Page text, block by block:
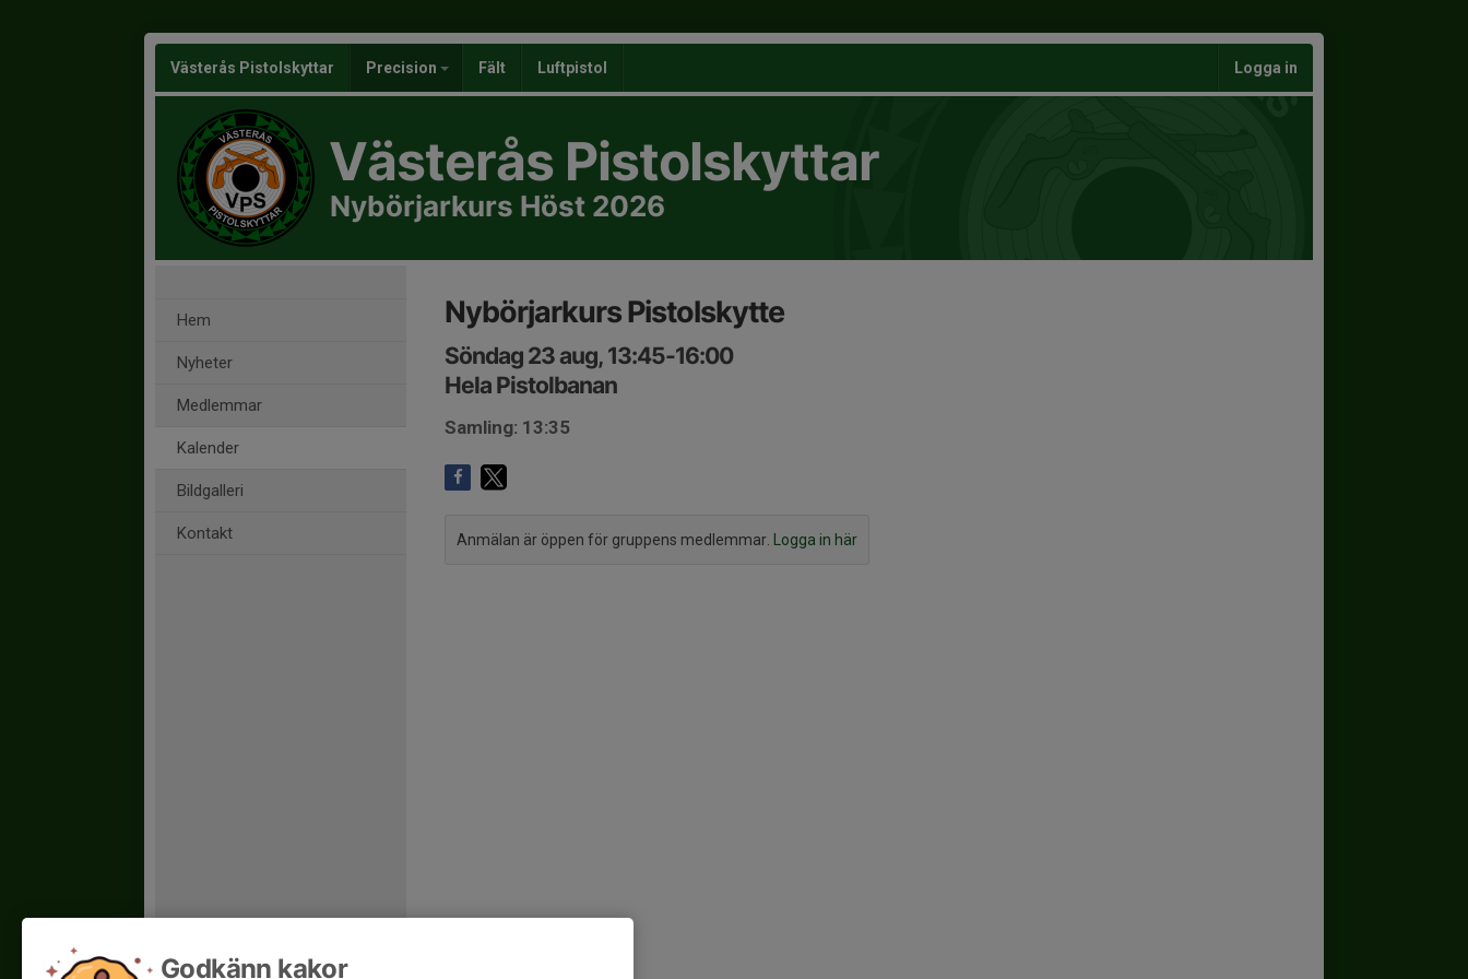
Västerås Pistolskyttar Precision Fält Luftpistol Logga in
Västerås Pistolskyttar
Nybörjarkurs Höst 2026
Hem
Nyheter
Medlemmar
Kalender
Bildgalleri
Kontakt
Nybörjarkurs Pistolskytte
Söndag 23 aug, 13:45-16:00
Hela Pistolbanan
Samling: 13:35
Anmälan är öppen för gruppens medlemmar. Logga in här
Godkänn kakor